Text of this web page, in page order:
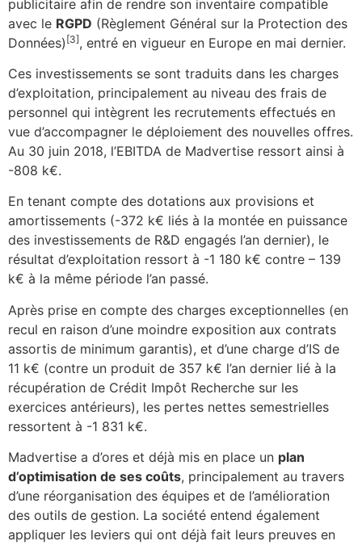
publicitaire afin de rendre son inventaire compatible
avec le RGPD (Règlement Général sur la Protection des
Données) [3], entré en vigueur en Europe en mai dernier.
Ces investissements se sont traduits dans les charges
d’exploitation, principalement au niveau des frais de
personnel qui intègrent les recrutements effectués en
vue d’accompagner le déploiement des nouvelles offres.
Au 30 juin 2018, l’EBITDA de Madvertise ressort ainsi à
-808 k€.
En tenant compte des dotations aux provisions et
amortissements (-372 k€ liés à la montée en puissance
des investissements de R&D engagés l’an dernier), le
résultat d’exploitation ressort à -1 180 k€ contre – 139
k€ à la même période l’an passé.
Après prise en compte des charges exceptionnelles (en
recul en raison d’une moindre exposition aux contrats
assortis de minimum garantis), et d’une charge d’IS de
11 k€ (contre un produit de 357 k€ l’an dernier lié à la
récupération de Crédit Impôt Recherche sur les
exercices antérieurs), les pertes nettes semestrielles
ressortent à -1 831 k€.
Madvertise a d’ores et déjà mis en place un plan
d’optimisation de ses coûts, principalement au travers
d’une réorganisation des équipes et de l’amélioration
des outils de gestion. La société entend également
appliquer les leviers qui ont déjà fait leurs preuves en